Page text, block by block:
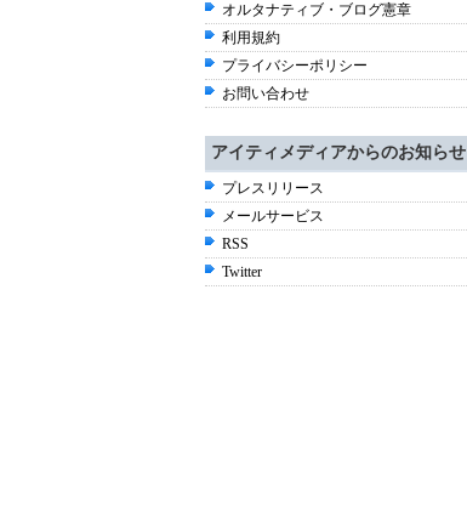
オルタナティブ・ブログ憲章
利用規約
プライバシーポリシー
お問い合わせ
アイティメディアからのお知らせ
プレスリリース
メールサービス
RSS
Twitter